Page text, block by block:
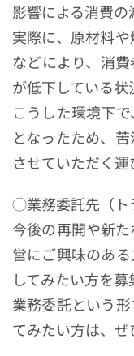
影響による消費の
実際に、原材料
などにより、消
が低下している状
こうした環境下
となったため、
させていただく運
◯業務委託先（ト
今後の再開や新
営にご興味のあ
してみたい方を募
業務委託という
てみたい方は、ぜ